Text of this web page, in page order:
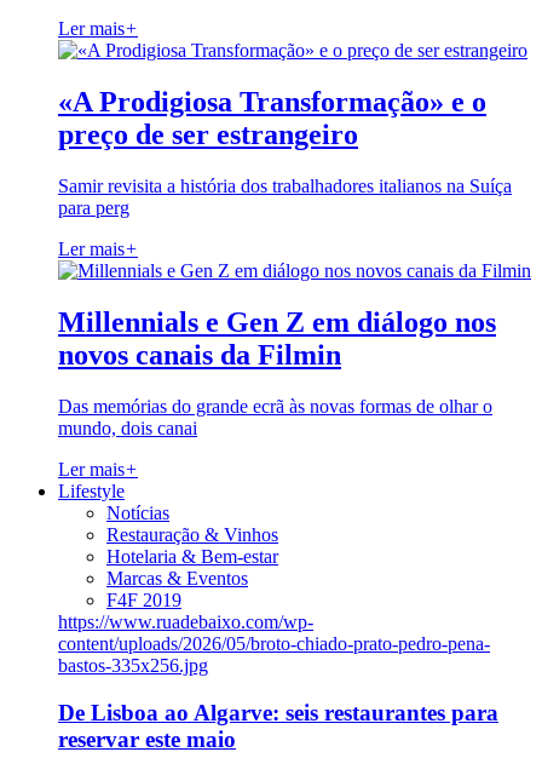
Ler mais+
«A Prodigiosa Transformação» e o
preço de ser estrangeiro
Samir revisita a história dos trabalhadores italianos na Suíça
para perg
Ler mais+
Millennials e Gen Z em diálogo nos
novos canais da Filmin
Das memórias do grande ecrã às novas formas de olhar o
mundo, dois canai
Ler mais+
Lifestyle
Notícias
Restauração & Vinhos
Hotelaria & Bem-estar
Marcas & Eventos
F4F 2019
https://www.ruadebaixo.com/wp-
content/uploads/2026/05/broto-chiado-prato-pedro-pena-
bastos-335x256.jpg
De Lisboa ao Algarve: seis restaurantes para
reservar este maio